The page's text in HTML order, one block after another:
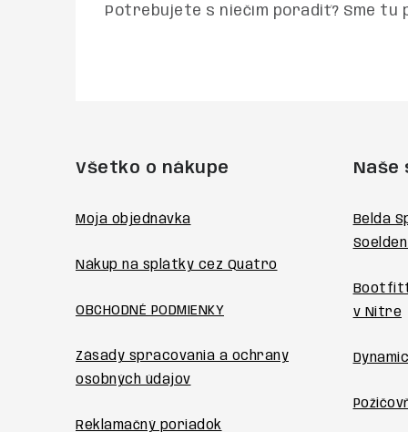
Potrebujete s niečím poradiť? Sme tu
Všetko o nákupe
Moja objednávka
Nákup na splátky cez Quatro
OBCHODNÉ PODMIENKY
Zásady spracovania a ochrany
osobných údajov
Reklamačný poriadok
Naše
Belda
Soelden
v Nitre